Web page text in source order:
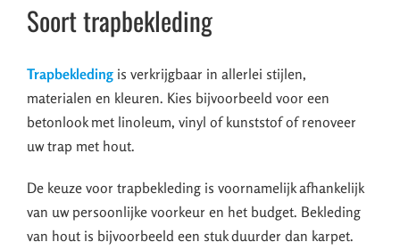
Soort trapbekleding
Trapbekleding is verkrijgbaar in allerlei stijlen,
materialen en kleuren. Kies bijvoorbeeld voor een
betonlook met linoleum, vinyl of kunststof of renoveer
uw trap met hout.
De keuze voor trapbekleding is voornamelijk afhankelijk
van uw persoonlijke voorkeur en het budget. Bekleding
van hout is bijvoorbeeld een stuk duurder dan karpet.